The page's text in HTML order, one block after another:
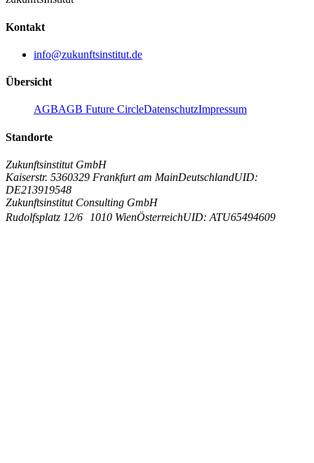
Kontakt
info@zukunftsinstitut.de
Übersicht
AGBAGB Future CircleDatenschutzImpressum
Standorte
Zukunftsinstitut GmbH
Kaiserstr. 5360329 Frankfurt am MainDeutschlandUID:
DE213919548
Zukunftsinstitut Consulting GmbH
Rudolfsplatz 12/6
1010 WienÖsterreichUID: ATU65494609